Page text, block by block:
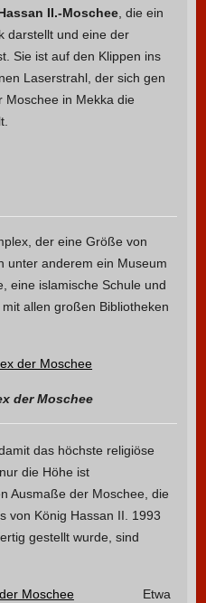
II.-Moschee, die ein
darstellt und eine der
Sie ist auf den Klippen ins
Laserstrahl, der sich gen
Moschee in Mekka die
der eine Größe von
unter anderem ein Museum
eine islamische Schule und
allen großen Bibliotheken
der Moschee
das höchste religiöse
die Höhe ist
Ausmaße der Moschee, die
von König Hassan II. 1993
gestellt wurde, sind
Etwa